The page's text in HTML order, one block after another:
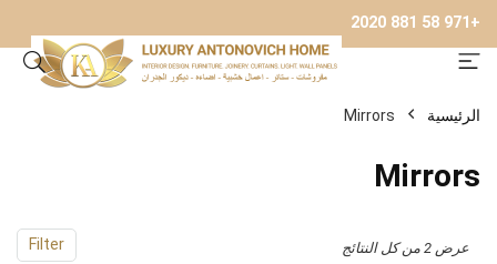
+971 58 881 2020
الرئيسية Mirrors
Mirrors
Filter عرض ⁦2⁩ من كل النتائج